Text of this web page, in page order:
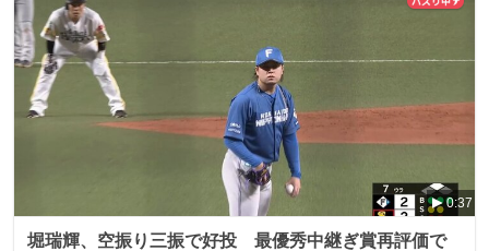
0:37
堀瑞輝、空振り三振で好投 最優秀中継ぎ賞再評価で